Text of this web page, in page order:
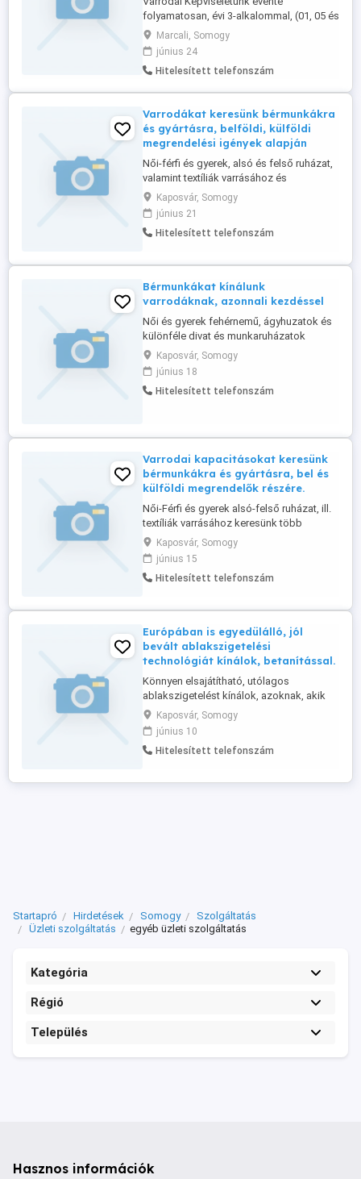
folyamatosan, évi 3-alkalommal, (01, 05 és
08-hóban), az Európai, Ázsiai, ill. a
Tengerentúli országok részére tudja
továbbítani üzleti ajánlatukat, kapacitás
felajánlásukat elérhetőségükkel együtt,
Marcali, Somogy
június 24
Hitelesített telefonszám
Varrodákat keresünk bérmunkákra
és gyártásra, belföldi, külföldi
megrendelési igények alapján
Női-férfi és gyerek, alsó és felső ruházat,
valamint textíliák varrásához és
gyártásához keresünk varrodákat, 3-20-
főig Bővebb infó a megrendelésekről a
web oldalunkon talál, vagy telefonon
elérhet, ha munkát keres.
Kaposvár, Somogy
június 21
Hitelesített telefonszám
Bérmunkákat kínálunk
varrodáknak, azonnali kezdéssel
Női és gyerek fehérnemű, ágyhuzatok és
különféle divat és munkaruházatok
varrására keresünk, 3-10-fős varrodákat,
azonnali kezdéssel Bővebb infó a
honlapunkon, vagy telefonon kérhető.
Kaposvár, Somogy
június 18
Hitelesített telefonszám
Varrodai kapacitásokat keresünk
bérmunkákra és gyártásra, bel és
külföldi megrendelők részére.
Női-Férfi és gyerek alsó-felső ruházat, ill.
textíliák varrásához keresünk több
varrodát is, akár azonnali kezdéssel is. Ha
csak külföldi piacot keres, akkor abban is
segítségére tudunk lenni, bármely
országok területén, célirányosan is.
oldalunkon található, vagy ...
Kaposvár, Somogy
június 15
Hitelesített telefonszám
Európában is egyedülálló, jól
bevált ablakszigetelési
technológiát kínálok, betanítással.
Könnyen elsajátítható, utólagos
ablakszigetelést kínálok, azoknak, akik
vállalkozást szeretnének létrehozni, vagy
tevékenységüket bővíteni, mely
szolgáltatás bárhol végezhető
Magyarország, vagy külföld területén. 2-
fővállalkozó is végezheti munkáját.
Kaposvár, Somogy
június 10
Hitelesített telefonszám
Startapró Hirdetések Somogy
Szolgáltatás
Üzleti szolgáltatás
egyéb üzleti szolgáltatás
Kategória
Régió
Település
Hasznos információk